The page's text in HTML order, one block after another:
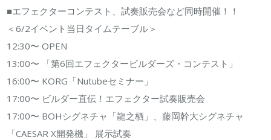
■エフェクターコンテスト、試奏販売会など同時開催！！
＜6/2イベント当日タイムテーブル＞
12:30〜 OPEN
13:00〜 「第6回エフェクタービルダーズ・コンテスト」
16:00〜 KORG「Nutubeセミナー」
17:00〜 ビルダー直伝！エフェクター試奏販売会
17:00〜 BOHシグネチャ「龍之栖」、藤岡幹大シグネチャ
「CAESAR X開発機」 展示試奏